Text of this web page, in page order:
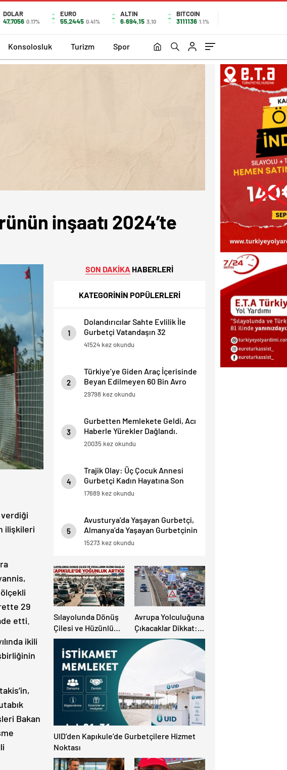
DOLAR
47,7056 0.17%
EURO
55,2445 0.41%
ALTIN
6.694,15 3,10
BITCOIN
3111136 1.1%
Konsolosluk Turizm Spor
inşaatı 2024’te
ilişkileri
29
etti.
ikili
Bakan
SON DAKİKA HABERLERİ
KATEGORİNİN POPÜLERLERİ
1
Dolandırıcılar Sahte Evlilik İle
Gurbetçi Vatandaşın 32
Dairesini Elinden Aldılar.
41524 kez okundu
2
Türkiye’ye Giden Araç İçerisinde
Beyan Edilmeyen 60 Bin Avro
Yakalandı
29798 kez okundu
3
Gurbetten Memlekete Geldi, Acı
Haberle Yürekler Dağlandı.
20035 kez okundu
4
Trajik Olay: Üç Çocuk Annesi
Gurbetçi Kadın Hayatına Son
Verdi.
17689 kez okundu
5
Avusturya’da Yaşayan Gurbetçi,
Almanya’da Yaşayan Gurbetçinin
Başına Bela oldu.
15273 kez okundu
Sılayolunda Dönüş
Çilesi ve Hüzünlü
Vedalar Başladı:
Kapıkule’de
Yoğunluk Artıyor!
Avrupa Yolculuğuna
Çıkacaklar Dikkat:
Ülke Ülke Güncel
Trafik Kuralları,
UID’den Kapıkule’de Gurbetçilere Hizmet
Noktası